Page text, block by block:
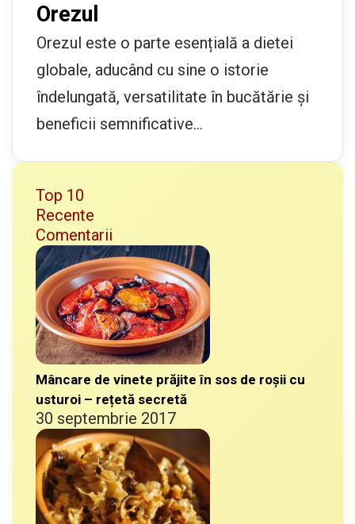
Orezul
Orezul este o parte esențială a dietei
globale, aducând cu sine o istorie
îndelungată, versatilitate în bucătărie și
beneficii semnificative…
Top 10
Recente
Comentarii
Mâncare de vinete prăjite în sos de roșii cu
usturoi – rețetă secretă
30 septembrie 2017